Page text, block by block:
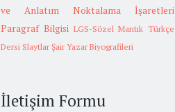
ve Anlatım
Noktalama İşaretleri
Paragraf Bilgisi LGS-Sözel Mantık Türkçe
Dersi Slaytlar Şair Yazar Biyografileri
İletişim Formu